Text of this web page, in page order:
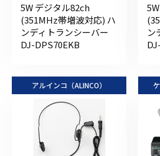
5W デジタル82ch
(351MHz帯増波対応) ハ
ンディトランシーバー
DJ-DPS70EKB
ン
アルインコ（ALINCO）